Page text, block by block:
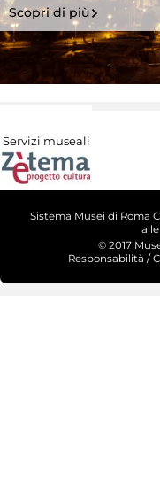
Scopri di più
Servizi museali
Sistema Musei di Roma
© 2017
Responsabilità /